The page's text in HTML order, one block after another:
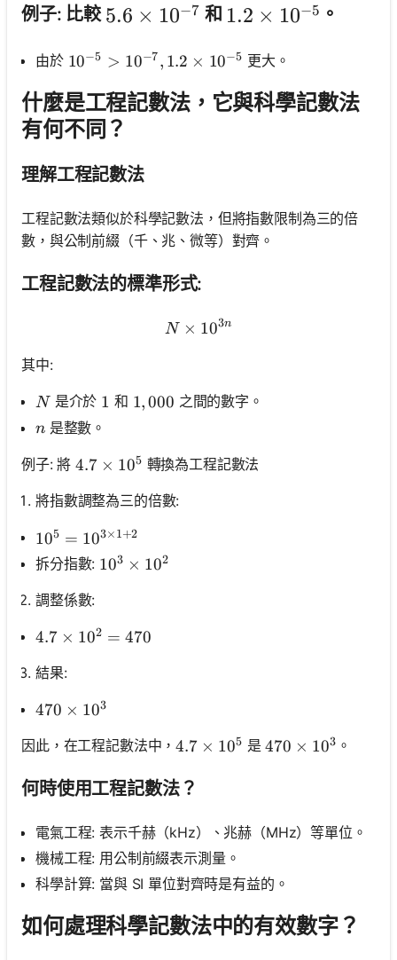
例子: 比較 5.6 \times 10^{-7}
5.6 × 10−7 和 1.2 \times 10^{-5}
1.2 × 10−5 。
由於 10^{-5}>10^{-7}, 1.2 \times 10^{-5}
10−5 > 10−7, 1.2 × 10−5 更大。
什麼是工程記數法，它與科學記數法
有何不同？
理解工程記數法
工程記數法類似於科學記數法，但將指數限制為三的倍
數，與公制前綴（千、兆、微等）對齊。
工程記數法的標準形式:
N \times 10^{3 n}
N × 103n
其中:
N
N是介於 1
1 和 1,000
1, 000 之間的數字。
n
n是整數。
例子: 將4.7 \times 10^5
4.7 × 105 轉換為工程記數法
將指數調整為三的倍數:
10^5=10^{3 \times 1+2}
105 = 103×1+2
拆分指數: 10^3 \times 10^2
103 × 102
調整係數:
4.7 \times 10^2=470
4.7 × 102 = 470
結果:
470 \times 10^3
470 × 103
因此，在工程記數法中，4.7 \times 10^5
4.7 × 105 是470 \times 10^3
470 × 103 。
何時使用工程記數法？
電氣工程: 表示千赫（kHz）、兆赫（MHz）等單位。
機械工程: 用公制前綴表示測量。
科學計算: 當與 SI 單位對齊時是有益的。
如何處理科學記數法中的有效數字？